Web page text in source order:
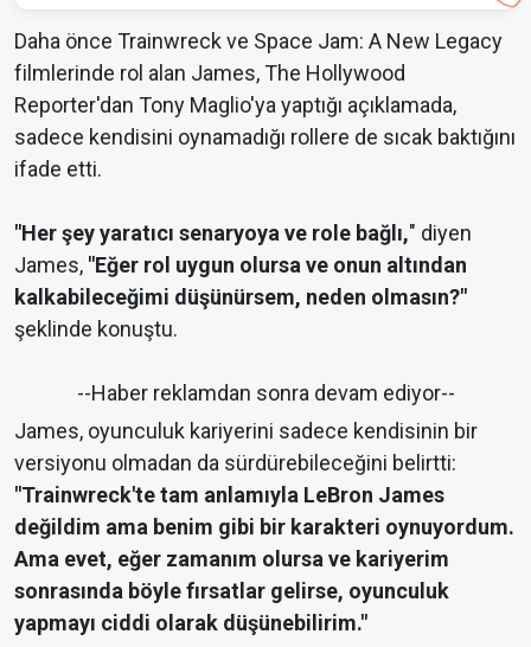
Daha önce Trainwreck ve Space Jam: A New Legacy
filmlerinde rol alan James, The Hollywood
Reporter'dan Tony Maglio'ya yaptığı açıklamada,
sadece kendisini oynamadığı rollere de sıcak baktığını
ifade etti.
"Her şey yaratıcı senaryoya ve role bağlı," diyen
James, "Eğer rol uygun olursa ve onun altından
kalkabileceğimi düşünürsem, neden olmasın?"
şeklinde konuştu.
--Haber reklamdan sonra devam ediyor--
James, oyunculuk kariyerini sadece kendisinin bir
versiyonu olmadan da sürdürebileceğini belirtti:
"Trainwreck'te tam anlamıyla LeBron James
değildim ama benim gibi bir karakteri oynuyordum.
Ama evet, eğer zamanım olursa ve kariyerim
sonrasında böyle fırsatlar gelirse, oyunculuk
yapmayı ciddi olarak düşünebilirim."